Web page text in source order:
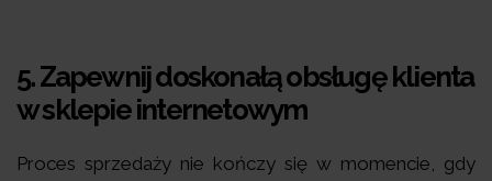
5.Zapewnij doskonałą obsługę klienta
w sklepie internetowym
Proces sprzedaży nie kończy się w momencie, gdy